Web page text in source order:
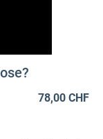
78,00 CHF